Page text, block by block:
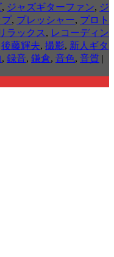
, ジャズギターファン, ジ
プ, プレッシャー, プロト
ラックス , レコーディン
後藤輝夫, 撮影, 新人ギタ
, 録音, 鎌倉, 音色, 音質 |